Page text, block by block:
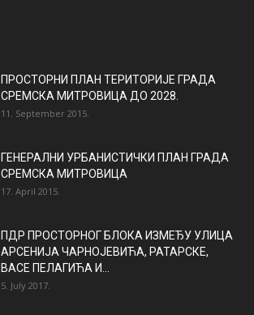
ПРОСТОРНИ ПЛАН ТЕРИТОРИЈЕ ГРАДА
СРЕМСКА МИТРОВИЦА ДО 2028.
11. September 2015.
ГЕНЕРАЛНИ УРБАНИСТИЧКИ ПЛАН ГРАДА
СРЕМСКА МИТРОВИЦА
17. April 2015.
ПДР ПРОСТОРНОГ БЛОКА ИЗМЕЂУ УЛИЦА
АРСЕНИЈА ЧАРНОЈЕВИЋА, РАТАРСКЕ,
ВАСЕ ПЕЛАГИЋА И...
5. July 2017.